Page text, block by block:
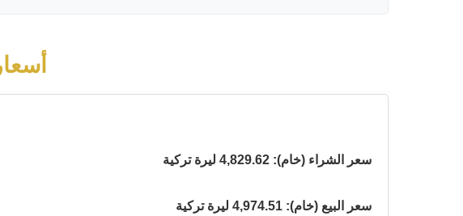
سعر الشراء (خام): 4,829.62 ليرة تركية
سعر البيع (خام): 4,974.51 ليرة تركية